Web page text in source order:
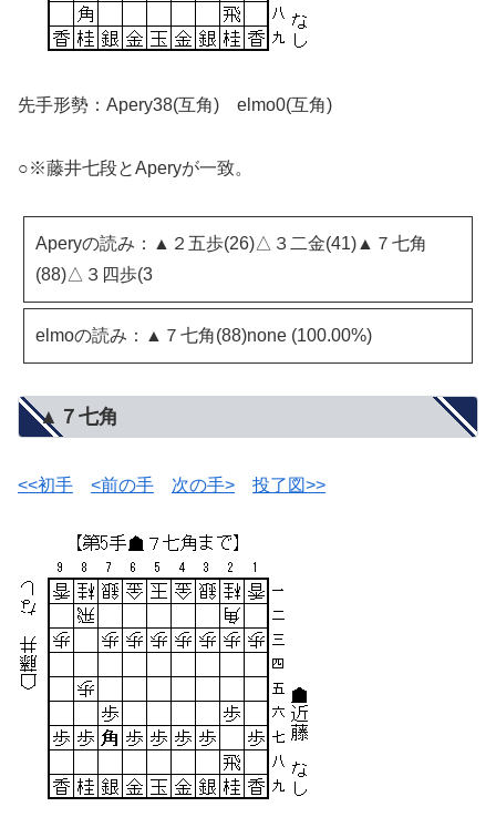
先手形勢：Apery38(互角) elmo0(互角)
○※藤井七段とAperyが一致。
Aperyの読み：▲２五歩(26)△３二金(41)▲７七角
(88)△３四歩(3
elmoの読み：▲７七角(88)none (100.00%)
▲７七角
<<初手 <前の手 次の手> 投了図>>